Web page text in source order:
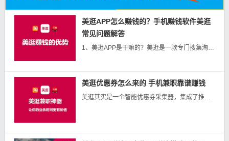
美逛APP怎么赚钱的？手机赚钱软件美逛
常见问题解答
1、美逛APP是干嘛的？美逛是一款专门搜集淘宝天猫隐藏优惠券的导购APP，覆盖淘宝天猫90%隐藏优惠券，自己在淘宝找的商品，也可以通过美逛查询是否有隐藏优惠券！美逛不是独立的商城，不出售任何产品，只作分享...
美逛优惠券怎么来的 手机兼职靠谱赚钱
美逛其实是一个智能优惠券采集器，集成了推广和分享的社交功能，除了能领券外，还能人性化分类和推荐。以前总是在优惠券的微信群，QQ群里等着群主发内部券。我想找一手优惠券信息，那么找美逛就对了。实际上很多人不知...